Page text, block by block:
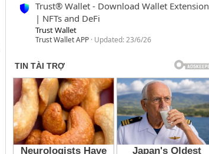
Trust® Wallet - Download Wallet Extension
| NFTs and DeFi
Trust Wallet
Trust Wallet APP Updated:23/6/26